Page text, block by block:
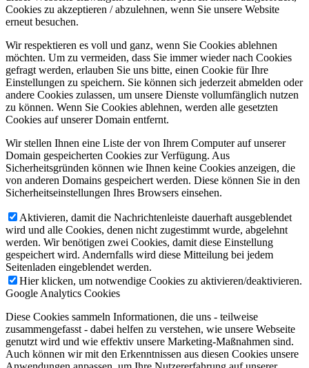
Cookies zu akzeptieren / abzulehnen, wenn Sie unsere Website
erneut besuchen.
Wir respektieren es voll und ganz, wenn Sie Cookies ablehnen
möchten. Um zu vermeiden, dass Sie immer wieder nach Cookies
gefragt werden, erlauben Sie uns bitte, einen Cookie für Ihre
Einstellungen zu speichern. Sie können sich jederzeit abmelden oder
andere Cookies zulassen, um unsere Dienste vollumfänglich nutzen
zu können. Wenn Sie Cookies ablehnen, werden alle gesetzten
Cookies auf unserer Domain entfernt.
Wir stellen Ihnen eine Liste der von Ihrem Computer auf unserer
Domain gespeicherten Cookies zur Verfügung. Aus
Sicherheitsgründen können wie Ihnen keine Cookies anzeigen, die
von anderen Domains gespeichert werden. Diese können Sie in den
Sicherheitseinstellungen Ihres Browsers einsehen.
Aktivieren, damit die Nachrichtenleiste dauerhaft ausgeblendet
wird und alle Cookies, denen nicht zugestimmt wurde, abgelehnt
werden. Wir benötigen zwei Cookies, damit diese Einstellung
gespeichert wird. Andernfalls wird diese Mitteilung bei jedem
Seitenladen eingeblendet werden.
Hier klicken, um notwendige Cookies zu aktivieren/deaktivieren.
Google Analytics Cookies
Diese Cookies sammeln Informationen, die uns - teilweise
zusammengefasst - dabei helfen zu verstehen, wie unsere Webseite
genutzt wird und wie effektiv unsere Marketing-Maßnahmen sind.
Auch können wir mit den Erkenntnissen aus diesen Cookies unsere